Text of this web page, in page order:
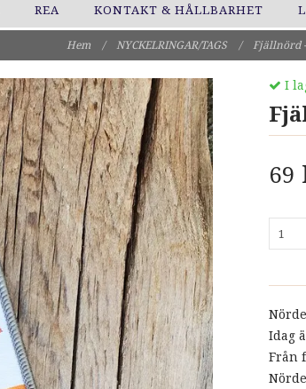
REA KONTAKT & HÅLLBARHET
Hem / NYCKELRINGAR/TAGS / Fjällnörd
I
69
Idag
Från